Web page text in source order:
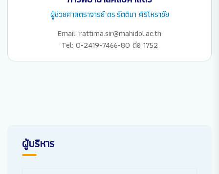
ผู้ช่วยศาสตราจารย์ ดร.รัตติมา ศิริโหราชัย
Email: rattima.sir@mahidol.ac.th
Tel: 0-2419-7466-80 ต่อ 1752
ผู้บริหาร